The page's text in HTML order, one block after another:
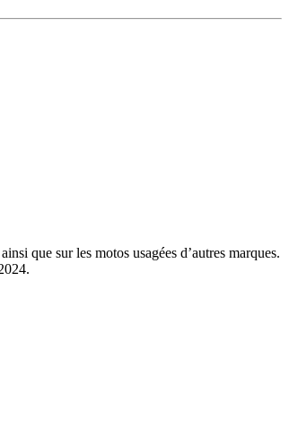
que sur les motos usagées d’autres marques.